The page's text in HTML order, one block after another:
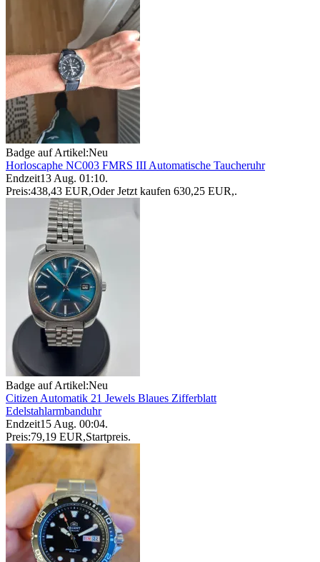
Badge auf Artikel:Neu
Horloscaphe NC003 FMRS III Automatische Taucheruhr
Endzeit13 Aug. 01:10.
Preis:438,43 EUR,Oder Jetzt kaufen 630,25 EUR,.
Badge auf Artikel:Neu
Citizen Automatik 21 Jewels Blaues Zifferblatt
Edelstahlarmbanduhr
Endzeit15 Aug. 00:04.
Preis:79,19 EUR,Startpreis.